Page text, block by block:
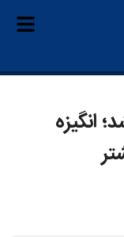
انگیزه